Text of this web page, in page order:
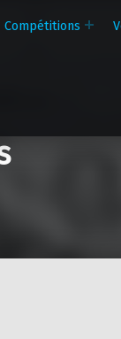
Compétitions